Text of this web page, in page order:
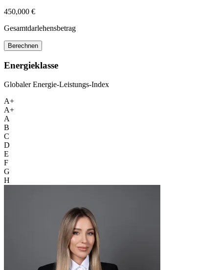
450,000 €
Gesamtdarlehensbetrag
Berechnen
Energieklasse
Globaler Energie-Leistungs-Index
A+
A+
A
B
C
D
E
F
G
H